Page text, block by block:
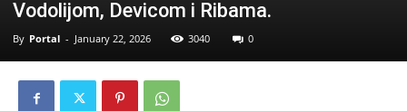
Vodolijom, Devicom i Ribama.
By Portal - January 22, 2026 3040 0